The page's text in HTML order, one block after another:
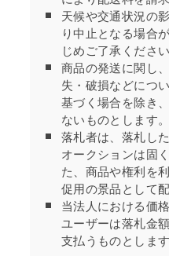
天候や交通状況の
り中止となる場合
じめご了承ください
商品の発送に関し
失・破損などにつ
基づく場合を除き
ないものとします。
落札者は、落札し
オークションは固
た、商品や権利を
促用の景品として
当法人における価
ユーザーは落札金
支払うものとします